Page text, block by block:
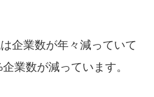
企業数が年々減っていて
業数が減っています。